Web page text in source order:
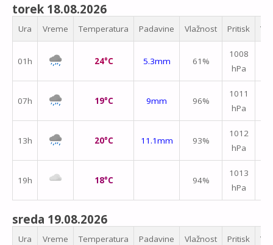
torek 18.08.2026
Ura Vreme Temperatura Padavine Vlažnost Pritisk
01h 24°C 5.3mm 61%
1008
hPa
07h 19°C 9mm 96%
1011
hPa
13h 20°C 11.1mm 93%
1012
hPa
19h 18°C 94%
1013
hPa
sreda 19.08.2026
Ura Vreme Temperatura Padavine Vlažnost Pritisk